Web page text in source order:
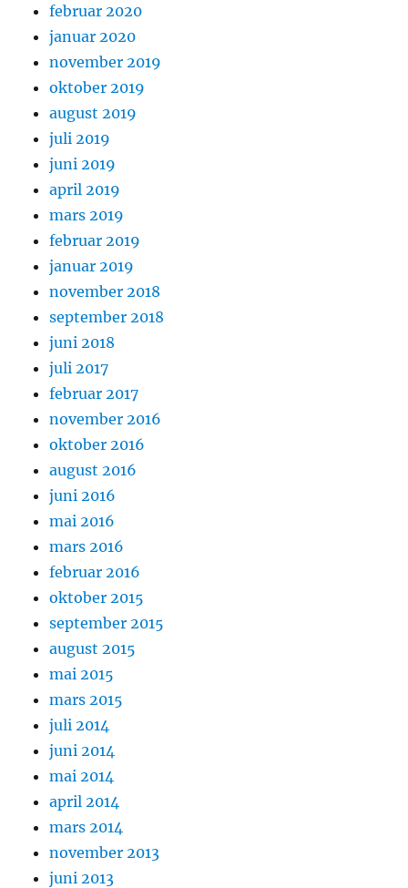
februar 2020
januar 2020
november 2019
oktober 2019
august 2019
juli 2019
juni 2019
april 2019
mars 2019
februar 2019
januar 2019
november 2018
september 2018
juni 2018
juli 2017
februar 2017
november 2016
oktober 2016
august 2016
juni 2016
mai 2016
mars 2016
februar 2016
oktober 2015
september 2015
august 2015
mai 2015
mars 2015
juli 2014
juni 2014
mai 2014
april 2014
mars 2014
november 2013
juni 2013